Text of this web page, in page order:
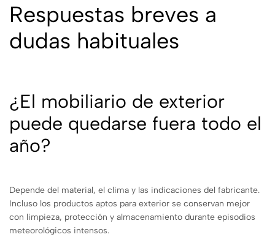
Respuestas breves a
dudas habituales
¿El mobiliario de exterior
puede quedarse fuera todo el
año?
Depende del material, el clima y las indicaciones del fabricante.
Incluso los productos aptos para exterior se conservan mejor
con limpieza, protección y almacenamiento durante episodios
meteorológicos intensos.